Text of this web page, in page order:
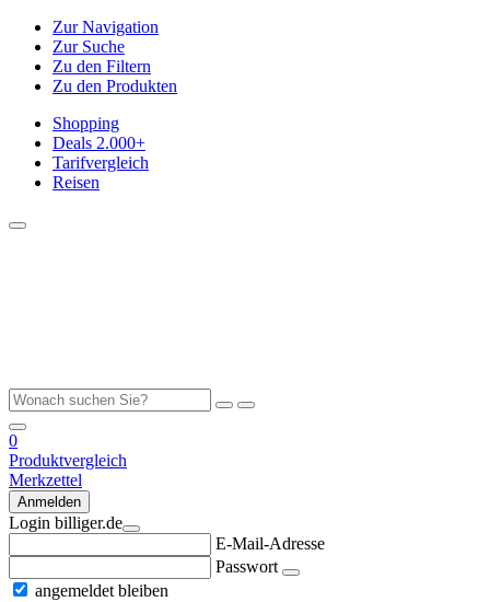
Zur Navigation
Zur Suche
Zu den Filtern
Zu den Produkten
Shopping
Deals 2.000+
Tarifvergleich
Reisen
0
Produktvergleich
Merkzettel
Anmelden
Login billiger.de
E-Mail-Adresse
Passwort
angemeldet bleiben